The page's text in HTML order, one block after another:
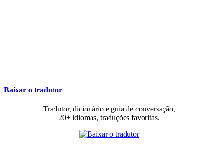
Baixar o tradutor
Tradutor, dicionário e guia de conversação,
20+ idiomas, traduções favoritas.